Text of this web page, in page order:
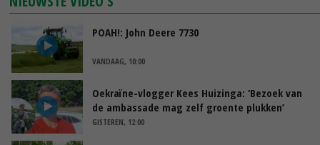
POAH!: John Deere 7730
VANDAAG, 10:00
Oekraïne-vlogger Kees Huizinga: ‘Bezoek van
de ambassade mag zelf groente plukken’
GISTEREN, 12:00